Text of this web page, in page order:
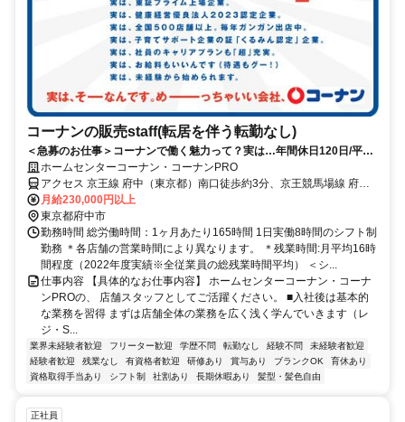
コーナンの販売staff(転居を伴う転勤なし)
＜急募のお仕事＞コーナンで働く魅力って？実は…年間休日120日/平均
残業14時間！
ホームセンターコーナン・コーナンPRO
アクセス 京王線 府中（東京都）南口徒歩約3分、京王競馬場線 府中
競馬正門前徒歩約10分、ＪＲ南武線 府中本町徒歩約11分 【重要】地
域限定職の配属について：ご自身の自宅から片道90分圏内の店舗へ配
属となります。本求人の勤務地への配属は確約できませんのでご了承
ください。
月給230,000円以上
東京都府中市
勤務時間 総労働時間：1ヶ月あたり165時間 1日実働8時間のシフト制
勤務 ＊各店舗の営業時間により異なります。 ＊残業時間:月平均16時
間程度（2022年度実績※全従業員の総残業時間平均） ＜シ...
仕事内容 【具体的なお仕事内容】 ホームセンターコーナン・コーナ
ンPROの、 店舗スタッフとしてご活躍ください。 ■入社後は基本的
な業務を習得 まずは店舗全体の業務を広く浅く学んでいきます（レ
ジ・S...
業界未経験者歓迎 フリーター歓迎 学歴不問 転勤なし 経験不問
未経験者歓迎
経験者歓迎
残業なし 有資格者歓迎 研修あり 賞与あり ブランクOK
育休あり
資格取得手当あり
シフト制 社割あり 長期休暇あり 髪型・髪色自由
正社員